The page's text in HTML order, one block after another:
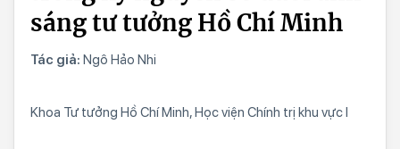
sáng tư tưởng Hồ Chí Minh
Tác giả: Ngô Hảo Nhi
Khoa Tư tưởng Hồ Chí Minh, Học viện Chính trị khu vực I